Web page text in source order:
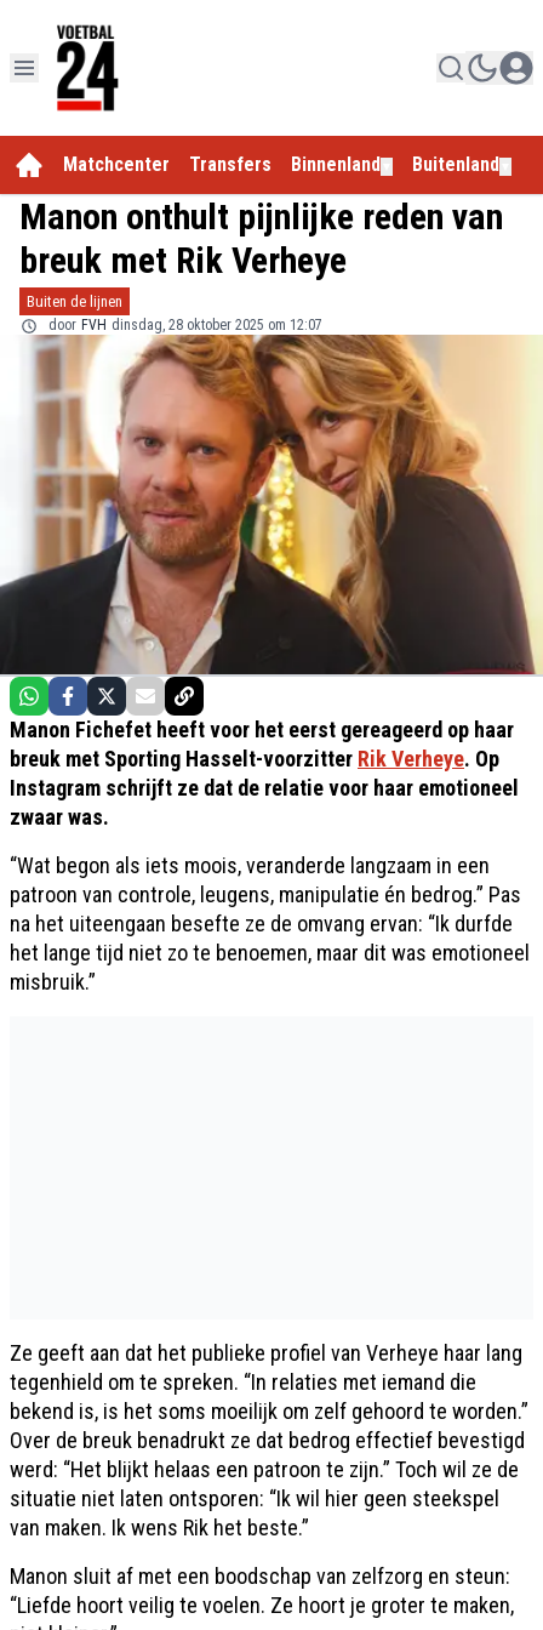
Matchcenter Transfers Binnenland Buitenland
Manon onthult pijnlijke reden van
breuk met Rik Verheye
Buiten de lijnen
door FVH dinsdag, 28 oktober 2025 om 12:07
Manon Fichefet heeft voor het eerst gereageerd op haar
breuk met Sporting Hasselt-voorzitter Rik Verheye. Op
Instagram schrijft ze dat de relatie voor haar emotioneel
zwaar was.
“Wat begon als iets moois, veranderde langzaam in een
patroon van controle, leugens, manipulatie én bedrog.” Pas
na het uiteengaan besefte ze de omvang ervan: “Ik durfde
het lange tijd niet zo te benoemen, maar dit was emotioneel
misbruik.”
Ze geeft aan dat het publieke profiel van Verheye haar lang
tegenhield om te spreken. “In relaties met iemand die
bekend is, is het soms moeilijk om zelf gehoord te worden.”
Over de breuk benadrukt ze dat bedrog effectief bevestigd
werd: “Het blijkt helaas een patroon te zijn.” Toch wil ze de
situatie niet laten ontsporen: “Ik wil hier geen steekspel
van maken. Ik wens Rik het beste.”
Manon sluit af met een boodschap van zelfzorg en steun:
“Liefde hoort veilig te voelen. Ze hoort je groter te maken,